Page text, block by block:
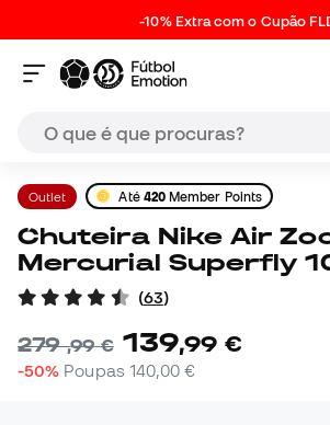
-10% Extra com o Cupão
Outlet Até 420 Member Points
Chuteira Nike Air Zoom
Mercurial Superfly
(63)
279,99 € 139,99 €
-50% Poupas 140,00 €